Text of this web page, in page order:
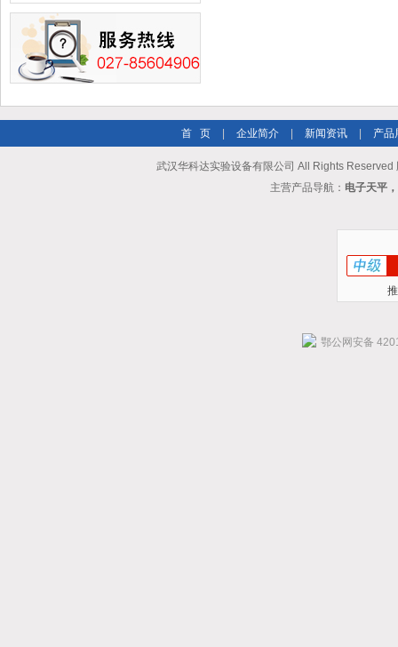
首 页 企业简介 新闻资讯 产品
武汉华科达实验设备有限公司 All Rights Reserved
主营产品导航： 电子天平
鄂公网安备